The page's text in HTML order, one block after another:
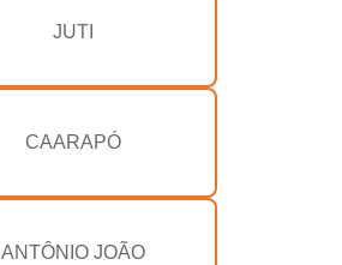
JUTI
CAARAPÓ
ANTÔNIO JOÃO